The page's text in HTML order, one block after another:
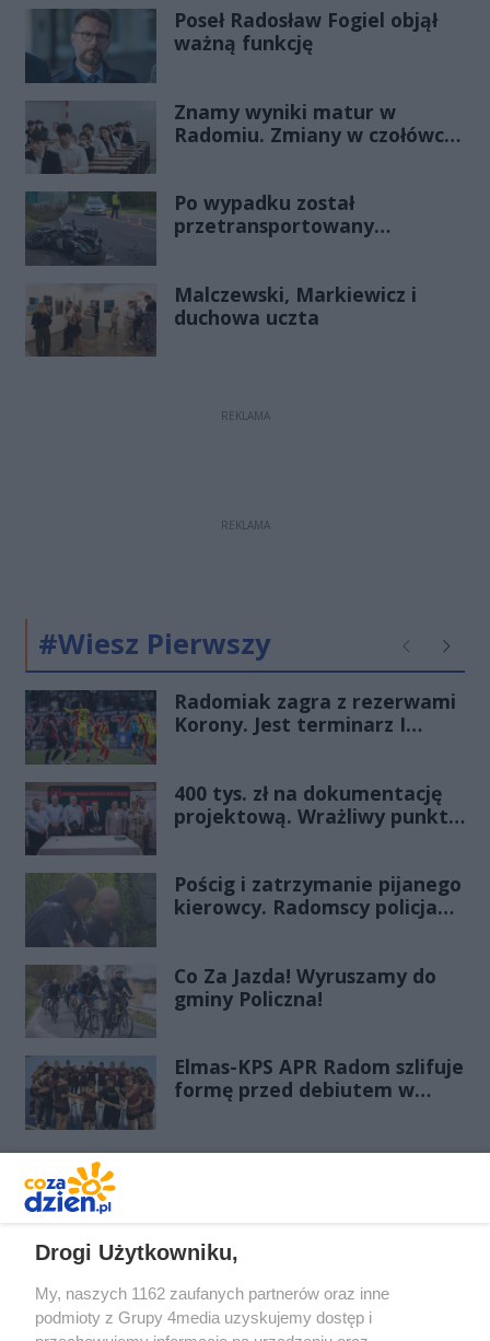
Poseł Radosław Fogiel objął
ważną funkcję
Znamy wyniki matur w
Radomiu. Zmiany w czołówce
Po wypadku został
przetransportowany
Malczewski, Markiewicz i
duchowa uczta
REKLAMA
REKLAMA
#Wiesz Pierwszy Poprzednie
Radomiak zagra z rezerwami
Korony. Jest terminarz I
400 tys. zł na dokumentację
projektową. Wrażliwy punkt
Pościg i zatrzymanie pijanego
kierowcy. Radomscy policjanci
Co Za Jazda! Wyruszamy do
gminy Policzna!
Elmas-KPS APR Radom szlifuje
formę przed debiutem w
Drogi Użytkowniku,
My, naszych 1162 zaufanych partnerów oraz inne
podmioty z Grupy 4media uzyskujemy dostęp i